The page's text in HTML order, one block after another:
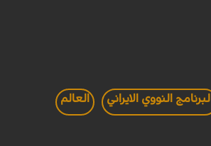
البرنامج النووي الايراني العالم